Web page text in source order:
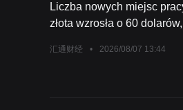
Liczba nowych miejsc
złota wzrosła o 60
汇通财经 • 2026/08/07 13:44